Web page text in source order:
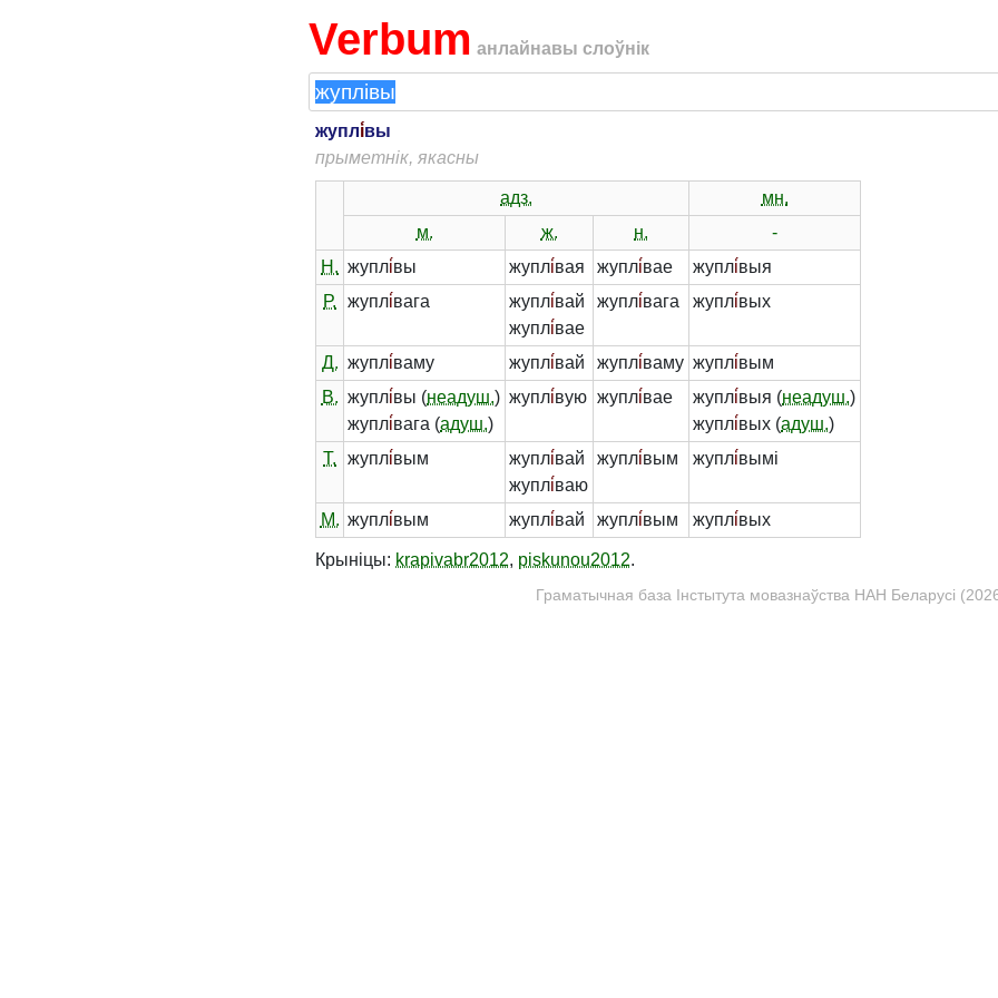
Verbum анлайнавы слоўнік
жуплі́вы
прыметнік, якасны
адз.
мн.
м.
ж. н.
-
Н. жуплі́вы жуплі́вая жуплі́вае жуплі́выя
Р.
жуплі́вага жуплі́вай
жуплі́вае
жуплі́вага жуплі́вых
Д. жуплі́ваму жуплі́вай жуплі́ваму жуплі́вым
В. жуплі́вы (неадуш.)
жуплі́вага (адуш.)
жуплі́вую жуплі́вае жуплі́выя (неадуш.)
жуплі́вых (адуш.)
Т.
жуплі́вым жуплі́вай
жуплі́ваю
жуплі́вым жуплі́вымі
М. жуплі́вым жуплі́вай жуплі́вым жуплі́вых
Крыніцы: krapivabr2012, piskunou2012.
Граматычная база Інстытута мовазнаўства НАН Беларусі